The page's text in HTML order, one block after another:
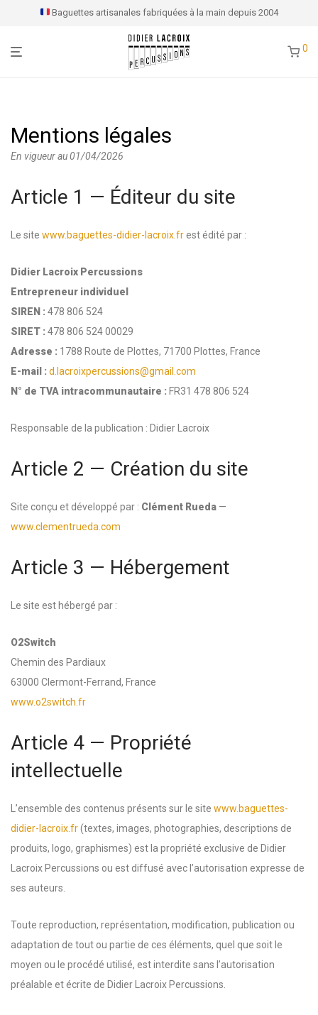
Baguettes artisanales fabriquées à la main depuis 2004
0
Mentions légales
En vigueur au 01/04/2026
Article 1 — Éditeur du site
Le site www.baguettes-didier-lacroix.frest édité par :
Didier Lacroix Percussions
Entrepreneur individuel
SIREN : 478 806 524
SIRET : 478 806 524 00029
Adresse : 1788 Route de Plottes, 71700 Plottes, France
E-mail : d.lacroixpercussions@gmail.com
N° de TVA intracommunautaire : FR31 478 806 524
Responsable de la publication : Didier Lacroix
Article 2 — Création du site
Site conçu et développé par : Clément Rueda —
www.clementrueda.com
Article 3 — Hébergement
Le site est hébergé par :
O2Switch
Chemin des Pardiaux
63000 Clermont-Ferrand, France
www.o2switch.fr
Article 4 — Propriété
intellectuelle
L’ensemble des contenus présents sur le site www.baguettes-
didier-lacroix.fr(textes, images, photographies, descriptions de
produits, logo, graphismes) est la propriété exclusive de Didier
Lacroix Percussions ou est diffusé avec l’autorisation expresse de
ses auteurs.
Toute reproduction, représentation, modification, publication ou
adaptation de tout ou partie de ces éléments, quel que soit le
moyen ou le procédé utilisé, est interdite sans l’autorisation
préalable et écrite de Didier Lacroix Percussions.